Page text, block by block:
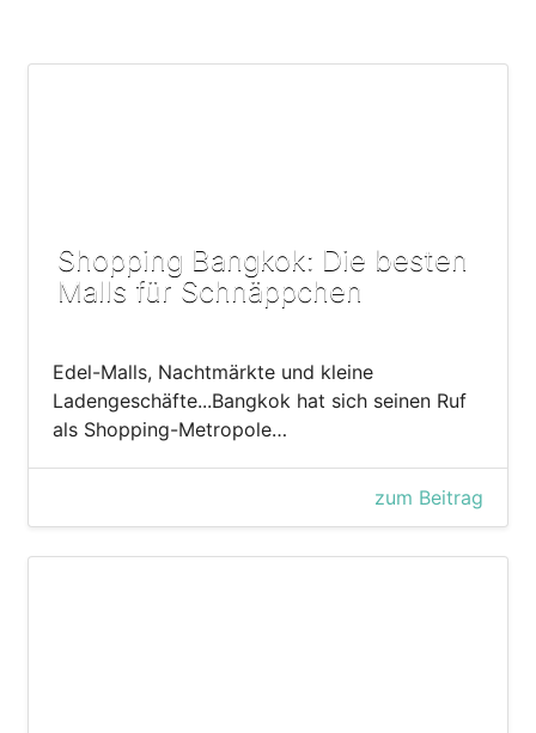
Shopping Bangkok: Die besten
Malls für Schnäppchen
Edel-Malls, Nachtmärkte und kleine
Ladengeschäfte...Bangkok hat sich seinen Ruf
als Shopping-Metropole…
zum Beitrag